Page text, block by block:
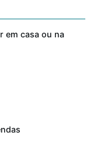
em casa ou na